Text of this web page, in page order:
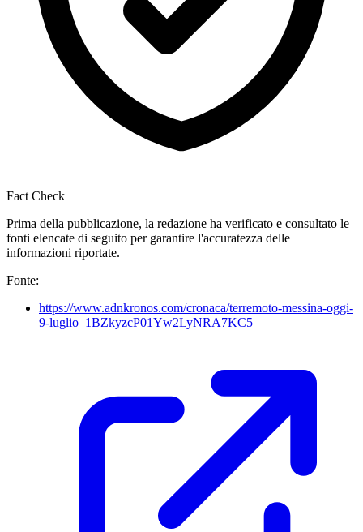
Fact Check
Prima della pubblicazione, la redazione ha verificato e consultato le
fonti elencate di seguito per garantire l'accuratezza delle
informazioni riportate.
Fonte:
https://www.adnkronos.com/cronaca/terremoto-messina-oggi-
9-luglio_1BZkyzcP01Yw2LyNRA7KC5